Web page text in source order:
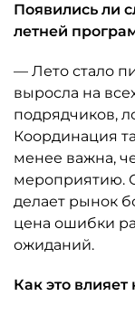
Появились ли
летней
— Лето стало
выросла на
подрядчиков,
Координация
менее важна,
мероприятию.
делает рынок
цена ошибки
ожиданий.
Как это